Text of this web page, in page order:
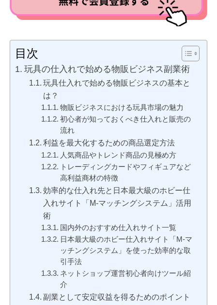
目次
玩具の仕入れで始める物販ビジネス副業術
玩具仕入れで始める物販ビジネスの基本と
は？
物販ビジネスにおける玩具市場の魅力
初心者が知っておくべき仕入れと販売の
流れ
利益を最大化するための商品選定方法
人気商品やトレンド商品の見極め方
トレーディングカードやフィギュアなど
高利益商材の特徴
効率的な仕入れ先と日本最大級のホビー仕
入れサイト「M-マッチングシステム」活用
術
国内外のおすすめ仕入れサイト一覧
日本最大級のホビー仕入れサイト「M-マ
ッチングシステム」を使った効率的な取
引手法
ネットショップ運営初心者向けツール紹
介
副業として安定収益を得るためのポイント